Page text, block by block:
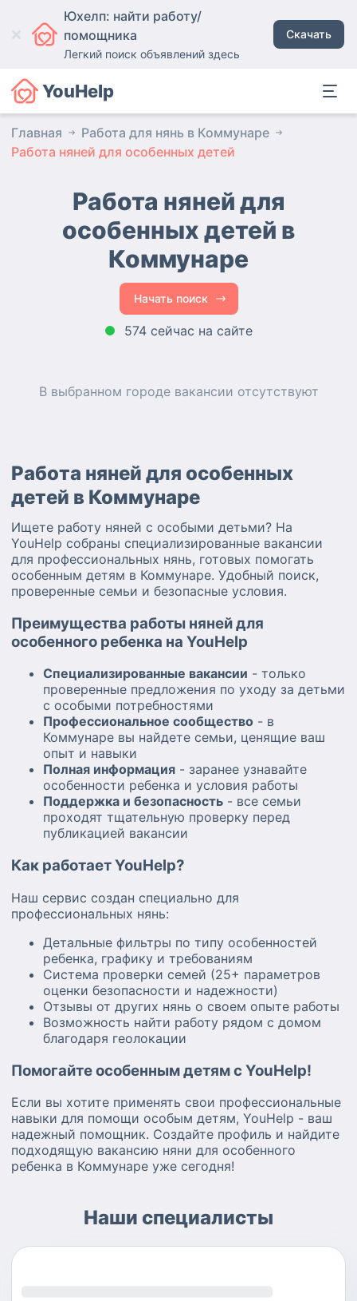
Юхелп: найти работу/
помощника
Легкий поиск объявлений здесь
Скачать
YouHelp
Главная
Работа для нянь в Коммунаре
Работа няней для особенных детей
Работа няней для
особенных детей в
Коммунаре
Начать поиск
574 сейчас на сайте
В выбранном городе вакансии отсутствуют
Работа няней для особенных
детей в Коммунаре
Ищете работу няней с особыми детьми? На
YouHelp собраны специализированные вакансии
для профессиональных нянь, готовых помогать
особенным детям в Коммунаре. Удобный поиск,
проверенные семьи и безопасные условия.
Преимущества работы няней для
особенного ребенка на YouHelp
Специализированные вакансии - только
проверенные предложения по уходу за детьми
с особыми потребностями
Профессиональное сообщество - в
Коммунаре вы найдете семьи, ценящие ваш
опыт и навыки
Полная информация - заранее узнавайте
особенности ребенка и условия работы
Поддержка и безопасность - все семьи
проходят тщательную проверку перед
публикацией вакансии
Как работает YouHelp?
Наш сервис создан специально для
профессиональных нянь:
Детальные фильтры по типу особенностей
ребенка, графику и требованиям
Система проверки семей (25+ параметров
оценки безопасности и надежности)
Отзывы от других нянь о своем опыте работы
Возможность найти работу рядом с домом
благодаря геолокации
Помогайте особенным детям с YouHelp!
Если вы хотите применять свои профессиональные
навыки для помощи особым детям, YouHelp - ваш
надежный помощник. Создайте профиль и найдите
подходящую вакансию няни для особенного
ребенка в Коммунаре уже сегодня!
Наши специалисты